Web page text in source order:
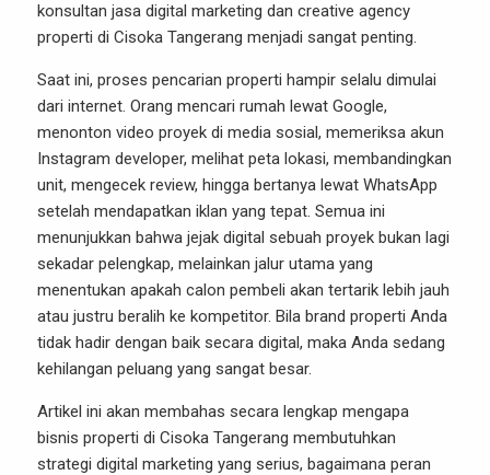
konsultan jasa digital marketing dan creative agency
properti di Cisoka Tangerang menjadi sangat penting.
Saat ini, proses pencarian properti hampir selalu dimulai
dari internet. Orang mencari rumah lewat Google,
menonton video proyek di media sosial, memeriksa akun
Instagram developer, melihat peta lokasi, membandingkan
unit, mengecek review, hingga bertanya lewat WhatsApp
setelah mendapatkan iklan yang tepat. Semua ini
menunjukkan bahwa jejak digital sebuah proyek bukan lagi
sekadar pelengkap, melainkan jalur utama yang
menentukan apakah calon pembeli akan tertarik lebih jauh
atau justru beralih ke kompetitor. Bila brand properti Anda
tidak hadir dengan baik secara digital, maka Anda sedang
kehilangan peluang yang sangat besar.
Artikel ini akan membahas secara lengkap mengapa
bisnis properti di Cisoka Tangerang membutuhkan
strategi digital marketing yang serius, bagaimana peran